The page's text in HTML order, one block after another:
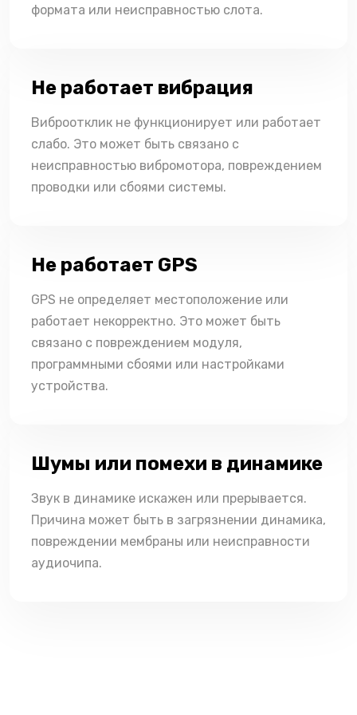
формата или неисправностью слота.
Не работает вибрация
Виброотклик не функционирует или работает
слабо. Это может быть связано с
неисправностью вибромотора, повреждением
проводки или сбоями системы.
Не работает GPS
GPS не определяет местоположение или
работает некорректно. Это может быть
связано с повреждением модуля,
программными сбоями или настройками
устройства.
Шумы или помехи в динамике
Звук в динамике искажен или прерывается.
Причина может быть в загрязнении динамика,
повреждении мембраны или неисправности
аудиочипа.